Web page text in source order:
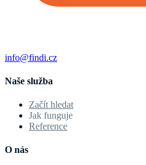
info@findi.cz
Naše služba
Začít hledat
Jak funguje
Reference
O nás